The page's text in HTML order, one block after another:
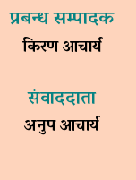
प्रबन्ध सम्पादक
किरण आचार्य
संवाददाता
अनुप आचार्य